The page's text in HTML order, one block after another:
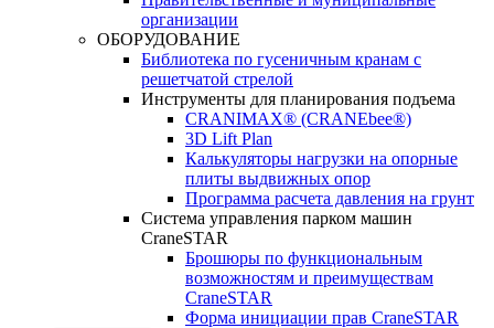
организации
ОБОРУДОВАНИЕ
Библиотека по гусеничным кранам с
решетчатой стрелой
Инструменты для планирования подъема
CRANIMAX® (CRANEbee®)
3D Lift Plan
Калькуляторы нагрузки на опорные
плиты выдвижных опор
Программа расчета давления на грунт
Система управления парком машин
CraneSTAR
Брошюры по функциональным
возможностям и преимуществам
CraneSTAR
Форма инициации прав CraneSTAR